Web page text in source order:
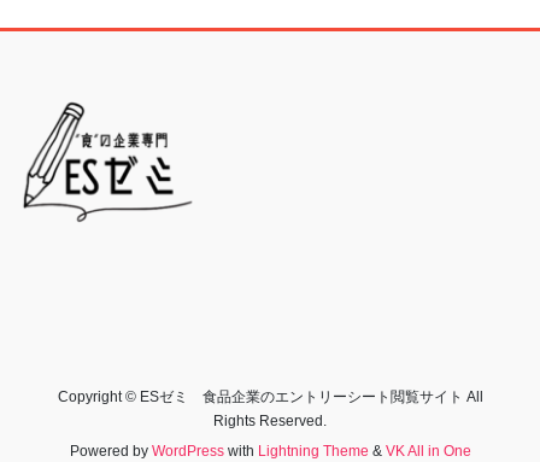
Copyright © ESゼミ 食品企業のエントリーシート閲覧サイト All
Rights Reserved.
Powered by WordPresswith Lightning Theme & VK All in One